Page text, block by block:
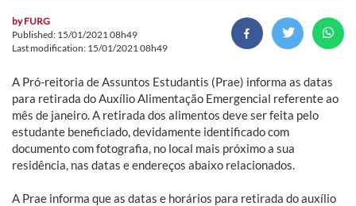
byFURG
Published: 15/01/2021 08h49
Last modification: 15/01/2021 08h49
A Pró-reitoria de Assuntos Estudantis (Prae) informa as datas
para retirada do Auxílio Alimentação Emergencial referente ao
mês de janeiro. A retirada dos alimentos deve ser feita pelo
estudante beneficiado, devidamente identificado com
documento com fotografia, no local mais próximo a sua
residência, nas datas e endereços abaixo relacionados.
A Prae informa que as datas e horários para retirada do auxílio